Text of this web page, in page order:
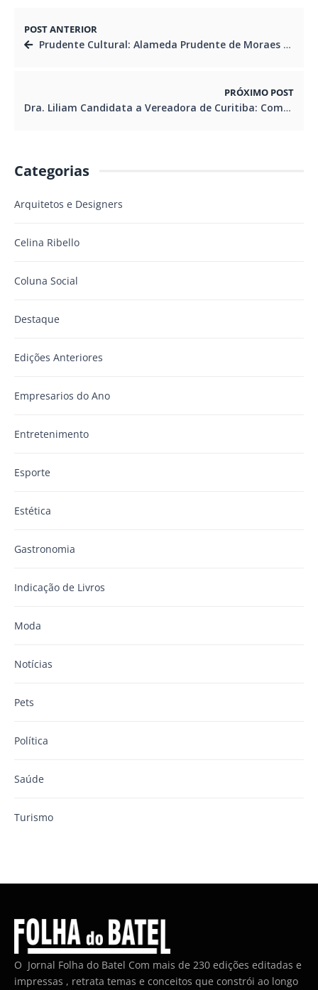
POST ANTERIOR
Prudente Cultural: Alameda Prudente de Moraes Fechada para um Dia de Gastronomia, Música e Cultura em Curitiba!
PRÓXIMO POST
Dra. Liliam Candidata a Vereadora de Curitiba: Compromisso com uma Curitiba mais Justa e Segura
Categorias
Arquitetos e Designers
Celina Ribello
Coluna Social
Destaque
Edições Anteriores
Empresarios do Ano
Entretenimento
Esporte
Estética
Gastronomia
Indicação de Livros
Moda
Notícias
Pets
Política
Saúde
Turismo
O Jornal Folha do Batel Com mais de 230 edições editadas e
impressas , retrata temas e conceitos que constrói ao longo